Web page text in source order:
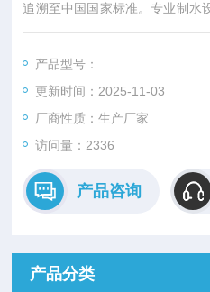
追溯至中国国家标准。专业制水
导率校准溶液的准确度和可靠性
产品型号：
更新时间：2025-11-03
厂商性质：生产厂家
访问量：2336
产品咨询
产品分类